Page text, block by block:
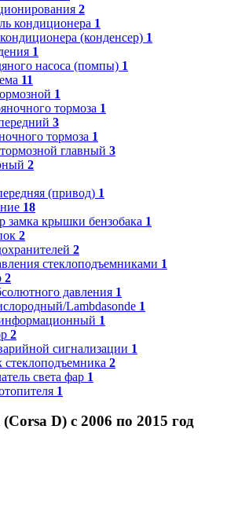
2
кондиционера 1
(конденсер) 1
1
насоса (помпы) 1
11
1
тормоза 1
3
тормоза 1
главный 3
2
(привод) 1
18
замка крышки бензобака 1
2
2
стеклоподъемниками 1
2
давления 1
Lambdasonde 1
1
2
сигнализации 1
2
света фар 1
1
D) с 2006 по 2015 год